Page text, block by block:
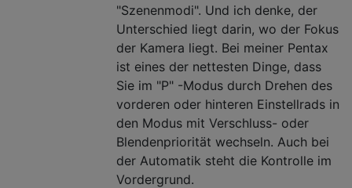
"Szenenmodi". Und ich denke, der
Unterschied liegt darin, wo der Fokus
der Kamera liegt. Bei meiner Pentax
ist eines der nettesten Dinge, dass
Sie im "P" -Modus durch Drehen des
vorderen oder hinteren Einstellrads in
den Modus mit Verschluss- oder
Blendenpriorität wechseln. Auch bei
der Automatik steht die Kontrolle im
Vordergrund.